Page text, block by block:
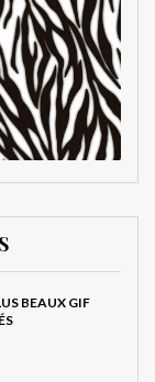
BEAUX GIF